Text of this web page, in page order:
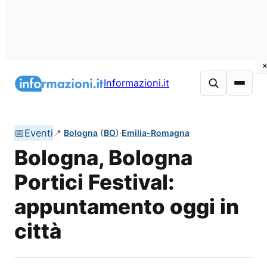
Informazioni.it
📅Eventi 📍 Bologna (BO)·Emilia-Romagna
Bologna, Bologna
Portici Festival:
appuntamento oggi in
città